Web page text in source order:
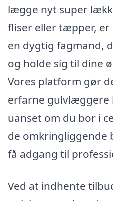
lægge nyt super
fliser eller tæpper,
en dygtig fagmand,
og holde sig til dine
Vores platform gør
erfarne gulvlæggere
uanset om du bor i
de omkringliggende
få adgang til
Ved at indhente